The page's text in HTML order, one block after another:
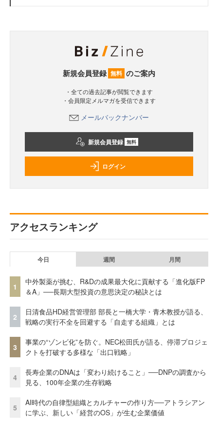
新規会員登録 無料 のご案内
・全ての過去記事が閲覧できます
・会員限定メルマガを受信できます
メールバックナンバー
新規会員登録 無料
ログイン
アクセスランキング
今日 週間 月間
1
中外製薬が挑む、R&Dの成果最大化に貢献する「進化版FP
＆A」──長期大型投資の意思決定の秘訣とは
2
日清食品HD経営管理部 部長と一橋大学・青木教授が語る、
戦略の実行不全を回避する「自走する組織」とは
3
事業の“ゾンビ化”を防ぐ。NEC松田氏が語る、停滞プロジェ
クトを打破する多様な「出口戦略」
4
長寿企業のDNAは「変わり続けること」──DNPの調査から
見る、100年企業の生存戦略
5
AI時代の自律型組織とカルチャーの作り方──アトラシアン
に学ぶ、新しい「経営のOS」が生む企業価値